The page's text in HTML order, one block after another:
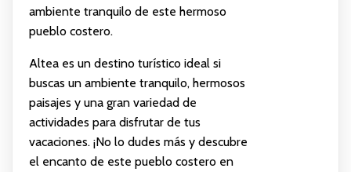
ambiente tranquilo de este hermoso
pueblo costero.
Altea es un destino turístico ideal si
buscas un ambiente tranquilo, hermosos
paisajes y una gran variedad de
actividades para disfrutar de tus
vacaciones. ¡No lo dudes más y descubre
el encanto de este pueblo costero en